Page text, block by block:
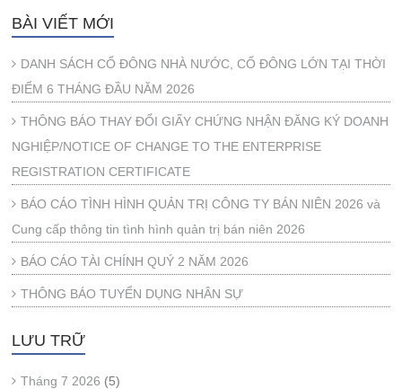
BÀI VIẾT MỚI
DANH SÁCH CỔ ĐÔNG NHÀ NƯỚC, CỔ ĐÔNG LỚN TẠI THỜI
ĐIỂM 6 THÁNG ĐẦU NĂM 2026
THÔNG BÁO THAY ĐỔI GIẤY CHỨNG NHẬN ĐĂNG KÝ DOANH
NGHIỆP/NOTICE OF CHANGE TO THE ENTERPRISE
REGISTRATION CERTIFICATE
BÁO CÁO TÌNH HÌNH QUẢN TRỊ CÔNG TY BÁN NIÊN 2026 và
Cung cấp thông tin tình hình quản trị bán niên 2026
BÁO CÁO TÀI CHÍNH QUÝ 2 NĂM 2026
THÔNG BÁO TUYỂN DỤNG NHÂN SỰ
LƯU TRỮ
Tháng 7 2026 (5)